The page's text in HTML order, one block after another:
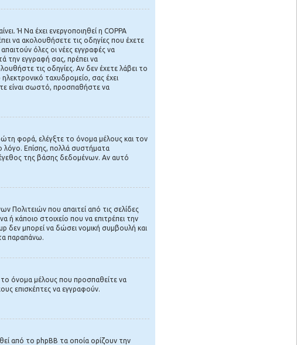
Ή Να έχει ενεργοποιηθεί η COPPA
να ακολουθήσετε τις οδηγίες που έχετε
όλες οι νέες εγγραφές να
την εγγραφή σας, πρέπει να
τις οδηγίες. Αν δεν έχετε λάβει το
ταχυδρομείο, σας έχει
είναι σωστό, προσπαθήστε να
φορά, ελέγξτε το όνομα μέλους και τον
λόγο. Επίσης, πολλά συστήματα
της βάσης δεδομένων. Αν αυτό
Πολιτειών που απαιτεί από τις σελίδες
κάποιο στοιχείο που να επιτρέπει την
μπορεί να δώσει νομική συμβουλή και
παραπάνω.
το όνομα μέλους που προσπαθείτε να
επισκέπτες να εγγραφούν.
από το phpBB τα οποία ορίζουν την